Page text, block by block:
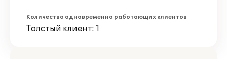
Количество одновременно работающих клиентов
Толстый клиент: 1